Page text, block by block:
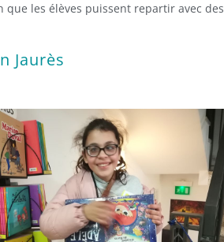
les élèves puissent repartir avec des
Jaurès